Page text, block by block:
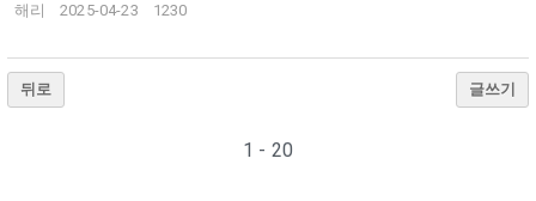
해리 2025-04-23 1230
뒤로 글쓰기
1 - 20